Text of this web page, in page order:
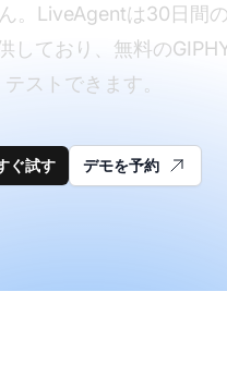
。LiveAgentは30日間
しており、無料の
テストできます。
ぐ試す デモを予約